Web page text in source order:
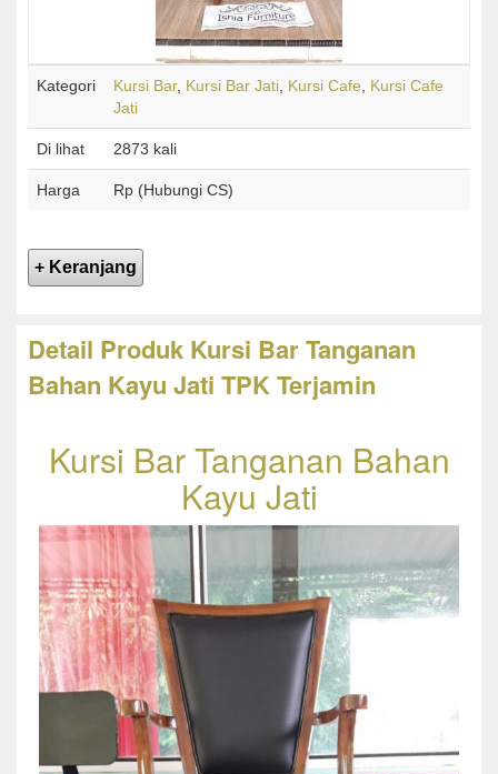
Kategori Kursi Bar, Kursi Bar Jati Kursi Cafe
Kursi Cafe
Jati
Di lihat 2873 kali
Harga Rp (Hubungi CS)
Detail Produk Kursi Bar Tanganan
Bahan Kayu Jati TPK Terjamin
Kursi Bar Tanganan Bahan
Kayu Jati